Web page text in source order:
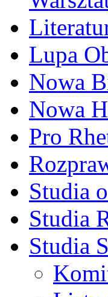
Lupa
Nowa
Nowa
Pro
Studia
Studia
Studia